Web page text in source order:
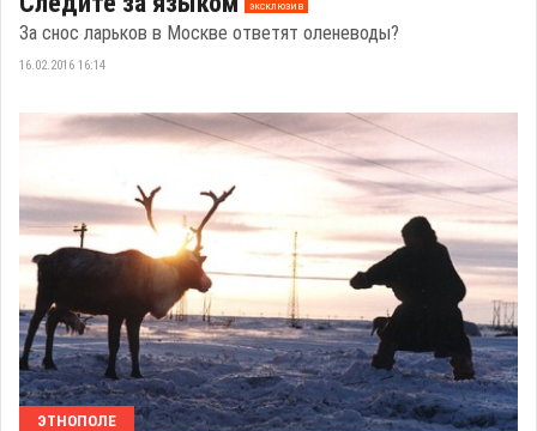
эксклюзив
За снос ларьков в Москве ответят оленеводы?
16.02.2016 16:14
ЭТНОПОЛЕ